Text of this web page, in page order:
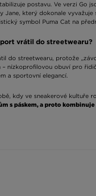
postavu. Ve verzi Go
Jane, který dokonale
symbol Puma Cat na
vrátil do streetwearu?
do streetwearu, protože
– nízkoprofilovou obuví pro
a sportovní elegancí.
kdy ve sneakerové kultuře
s páskem, a proto